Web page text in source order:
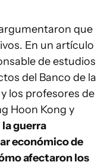
que
En un artículo
de estudios
del Banco de la
los profesores de
Hoon Kong y
la guerra
económico de
afectaron los